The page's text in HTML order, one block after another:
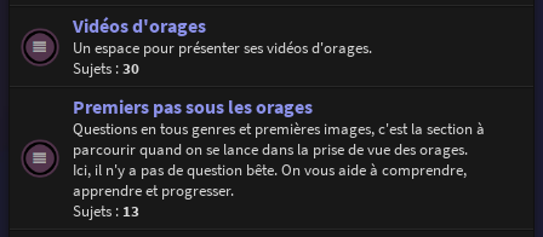
Vidéos d'orages
Un espace pour présenter ses vidéos d'orages.
Sujets :30
Premiers pas sous les orages
Questions en tous genres et premières images, c'est la section à
parcourir quand on se lance dans la prise de vue des orages.
Ici, il n'y a pas de question bête. On vous aide à comprendre,
apprendre et progresser.
Sujets : 13